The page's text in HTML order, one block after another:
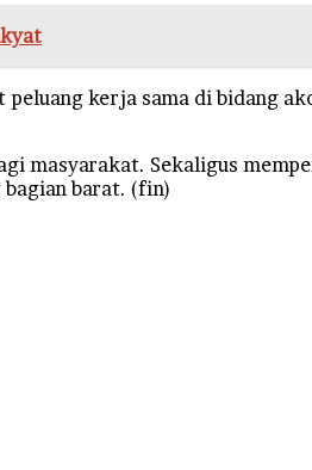
kerja sama di bidang
masyarakat. Sekaligus
barat. (fin)